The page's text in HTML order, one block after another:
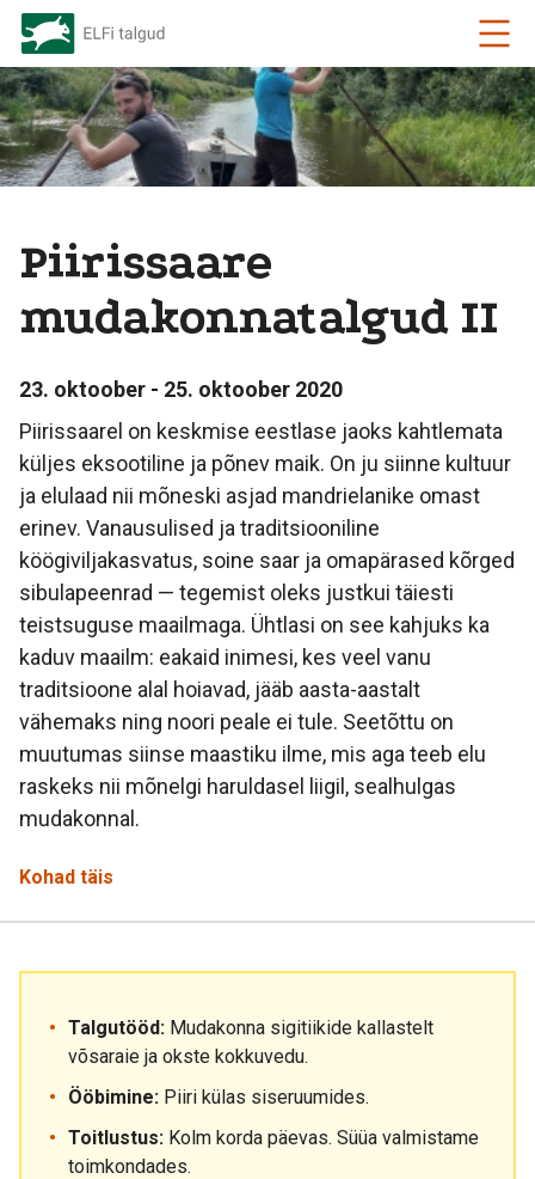
Piirissaare
mudakonnatalgud II
23. oktoober - 25. oktoober 2020
Piirissaarel on keskmise eestlase jaoks kahtlemata
küljes eksootiline ja põnev maik. On ju siinne kultuur
ja elulaad nii mõneski asjad mandrielanike omast
erinev. Vanausulised ja traditsiooniline
köögiviljakasvatus, soine saar ja omapärased kõrged
sibulapeenrad — tegemist oleks justkui täiesti
teistsuguse maailmaga. Ühtlasi on see kahjuks ka
kaduv maailm: eakaid inimesi, kes veel vanu
traditsioone alal hoiavad, jääb aasta-aastalt
vähemaks ning noori peale ei tule. Seetõttu on
muutumas siinse maastiku ilme, mis aga teeb elu
raskeks nii mõnelgi haruldasel liigil, sealhulgas
mudakonnal.
Kohad täis
Talgutööd: Mudakonna sigitiikide kallastelt
võsaraie ja okste kokkuvedu.
Ööbimine: Piiri külas siseruumides.
Toitlustus: Kolm korda päevas. Süüa valmistame
toimkondades.